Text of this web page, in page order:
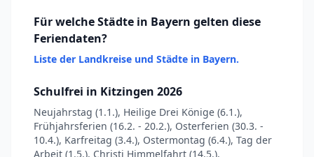
Für welche Städte in Bayern gelten diese
Feriendaten?
Liste der Landkreise und Städte in Bayern.
Schulfrei in Kitzingen 2026
Neujahrstag (1.1.), Heilige Drei Könige (6.1.),
Frühjahrsferien (16.2. - 20.2.), Osterferien (30.3. -
10.4.), Karfreitag (3.4.), Ostermontag (6.4.), Tag der
Arbeit (1.5.), Christi Himmelfahrt (14.5.),